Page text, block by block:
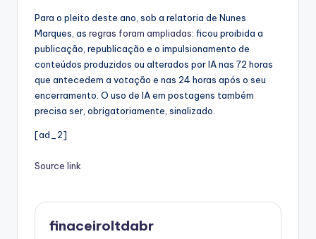
Para o pleito deste ano, sob a relatoria de Nunes
Marques, as regras foram ampliadas: ficou proibida a
publicação, republicação e o impulsionamento de
conteúdos produzidos ou alterados por IA nas 72 horas
que antecedem a votação e nas 24 horas após o seu
encerramento. O uso de IA em postagens também
precisa ser, obrigatoriamente, sinalizado.
[ad_2]
Source link
finaceiroltdabr